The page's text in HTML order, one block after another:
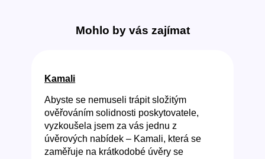
Mohlo by vás zajímat
Kamali
Abyste se nemuseli trápit složitým
ověřováním solidnosti poskytovatele,
vyzkoušela jsem za vás jednu z
úvěrových nabídek – Kamali, která se
zaměřuje na krátkodobé úvěry se